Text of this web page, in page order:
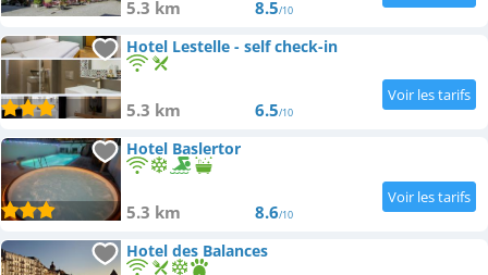
5.3 km 8.5/10
Hotel Lestelle - self check-in
5.3 km 6.5/10
Hotel Baslertor
5.3 km 8.6/10
Hotel des Balances